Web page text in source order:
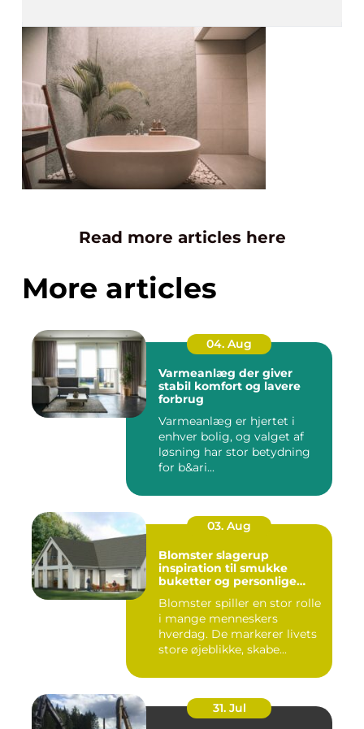
Read more articles here
More articles
04. Aug
Varmeanlæg der giver
stabil komfort og lavere
forbrug
Varmeanlæg er hjertet i
enhver bolig, og valget af
løsning har stor betydning
for b&ari...
03. Aug
Blomster slagerup
inspiration til smukke
buketter og personlige
Blomster spiller en stor rolle
i mange menneskers
hverdag. De markerer livets
store øjeblikke, skabe...
31. Jul